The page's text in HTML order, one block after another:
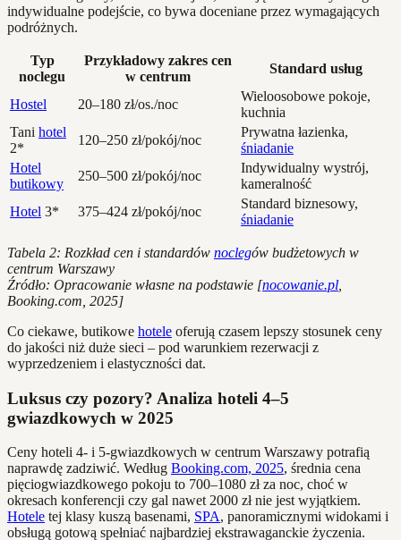
indywidualne podejście, co bywa doceniane przez wymagających
podróżnych.
Typ
noclegu
Przykładowy zakres cen
w centrum
Standard usług
Hostel 20–180 zł/os./noc
Wieloosobowe pokoje,
kuchnia
Tani hotel
2*
120–250 zł/pokój/noc
Prywatna łazienka,
śniadanie
Hotel
butikowy
250–500 zł/pokój/noc
Indywidualny wystrój,
kameralność
Hotel 3* 375–424 zł/pokój/noc
Standard biznesowy,
śniadanie
Tabela 2: Rozkład cen i standardów noclegów budżetowych w
centrum Warszawy
Źródło: Opracowanie własne na podstawie [nocowanie.pl
Booking.com, 2025]
Co ciekawe, butikowe hotele oferują czasem lepszy stosunek ceny
do jakości niż duże sieci – pod warunkiem rezerwacji z
wyprzedzeniem i elastyczności dat.
Luksus czy pozory? Analiza hoteli 4–5
gwiazdkowych w 2025
Ceny hoteli 4- i 5-gwiazdkowych w centrum Warszawy potrafią
naprawdę zadziwić. Według Booking.com, 2025, średnia cena
pięciogwiazdkowego pokoju to 700–1080 zł za noc, choć w
okresach konferencji czy gal nawet 2000 zł nie jest wyjątkiem.
Hotele tej klasy kuszą basenami, SPA, panoramicznymi widokami i
obsługą gotową spełniać najbardziej ekstrawaganckie życzenia.